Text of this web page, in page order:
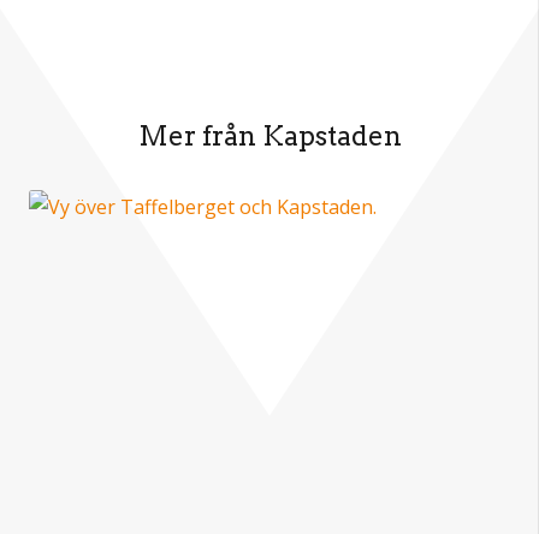
Mer från Kapstaden